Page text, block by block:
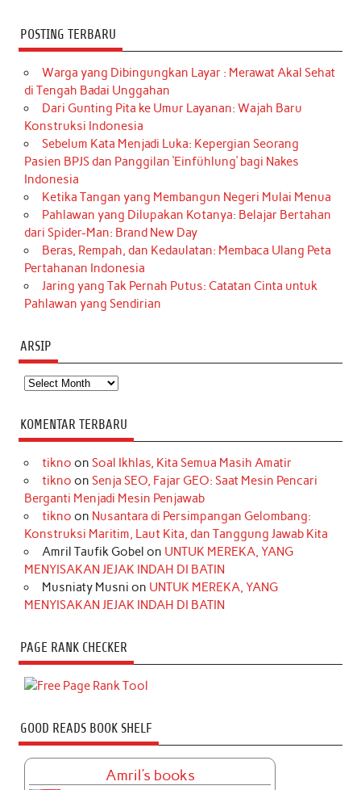
POSTING TERBARU
Warga yang Dibingungkan Layar : Merawat Akal Sehat
di Tengah Badai Unggahan
Dari Gunting Pita ke Umur Layanan: Wajah Baru
Konstruksi Indonesia
Sebelum Kata Menjadi Luka: Kepergian Seorang
Pasien BPJS dan Panggilan ‘Einfühlung’ bagi Nakes
Indonesia
Ketika Tangan yang Membangun Negeri Mulai Menua
Pahlawan yang Dilupakan Kotanya: Belajar Bertahan
dari Spider-Man: Brand New Day
Beras, Rempah, dan Kedaulatan: Membaca Ulang Peta
Pertahanan Indonesia
Jaring yang Tak Pernah Putus: Catatan Cinta untuk
Pahlawan yang Sendirian
ARSIP
Arsip
KOMENTAR TERBARU
tikno on Soal Ikhlas, Kita Semua Masih Amatir
tikno on Senja SEO, Fajar GEO: Saat Mesin Pencari
Berganti Menjadi Mesin Penjawab
tikno on Nusantara di Persimpangan Gelombang:
Konstruksi Maritim, Laut Kita, dan Tanggung Jawab Kita
Amril Taufik Gobel on UNTUK MEREKA, YANG
MENYISAKAN JEJAK INDAH DI BATIN
Musniaty Musni on UNTUK MEREKA, YANG
MENYISAKAN JEJAK INDAH DI BATIN
PAGE RANK CHECKER
GOOD READS BOOK SHELF
Amril's books